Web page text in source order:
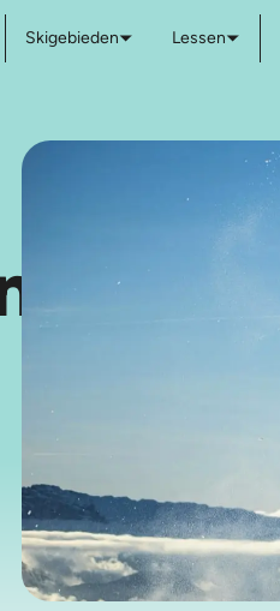
Skigebieden Lessen